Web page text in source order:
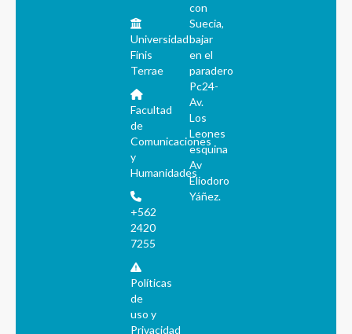
Universidad
Finis
Terrae
Facultad
de
Comunicaciones
y
Humanidades
+562
2420
7255
Políticas
de
uso y
Privacidad
con
Suecia,
bajar
en el
paradero
Pc24-
Av.
Los
Leones
esquina
Av
Eliodoro
Yáñez.